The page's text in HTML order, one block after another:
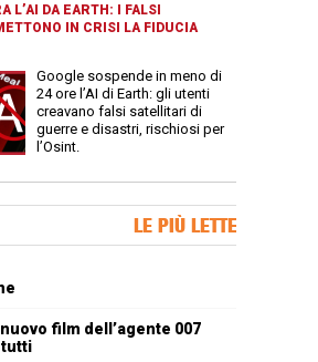
L’AI DA EARTH: I FALSI
IN CRISI LA FIDUCIA
Google sospende in meno di
24 ore l’AI di Earth: gli utenti
creavano falsi satellitari di
guerre e disastri, rischiosi per
l’Osint.
LE PIÙ LETTE
film dell’agente 007
tutti